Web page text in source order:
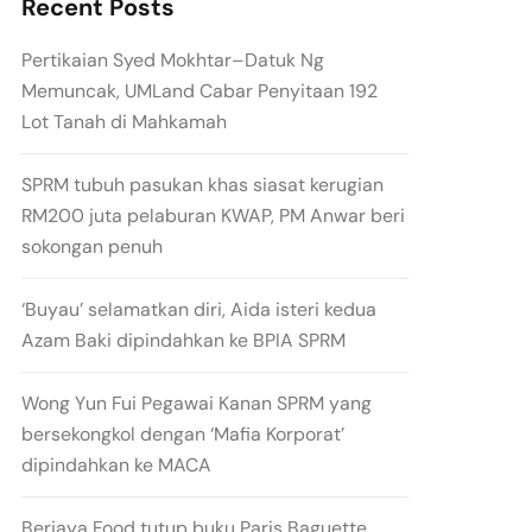
Recent Posts
Pertikaian Syed Mokhtar–Datuk Ng
Memuncak, UMLand Cabar Penyitaan 192
Lot Tanah di Mahkamah
SPRM tubuh pasukan khas siasat kerugian
RM200 juta pelaburan KWAP, PM Anwar beri
sokongan penuh
‘Buyau’ selamatkan diri, Aida isteri kedua
Azam Baki dipindahkan ke BPIA SPRM
Wong Yun Fui Pegawai Kanan SPRM yang
bersekongkol dengan ‘Mafia Korporat’
dipindahkan ke MACA